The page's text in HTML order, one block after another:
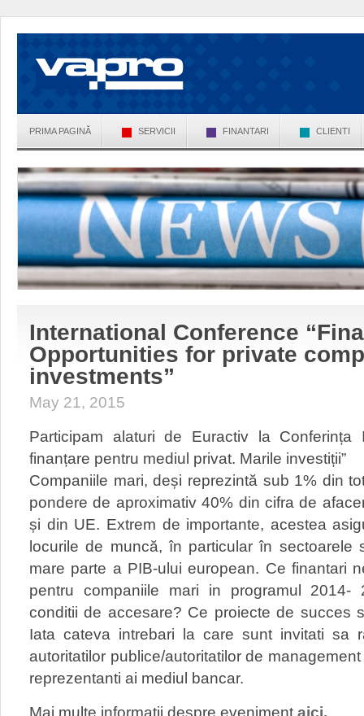
PRIMA PAGINĂ SERVICII FINANTARI CLIENTI
International Conference
Opportunities for private
investments”
May 21, 2015
Participam alaturi de Euractiv la Conferința
finanțare pentru mediul privat. Marile investiții”
Companiile mari, deși reprezintă sub 1% din
pondere de aproximativ 40% din cifra de
și din UE. Extrem de importante, acestea
locurile de muncă, în particular în sectoarele
mare parte a PIB-ului european. Ce finantari
pentru companiile mari in programul 2014-
conditii de accesare? Ce proiecte de succes
Iata cateva intrebari la care sunt invitati sa
autoritatilor publice/autoritatilor de
reprezentanti ai mediul bancar.
Mai multe informatii despre eveniment aici.